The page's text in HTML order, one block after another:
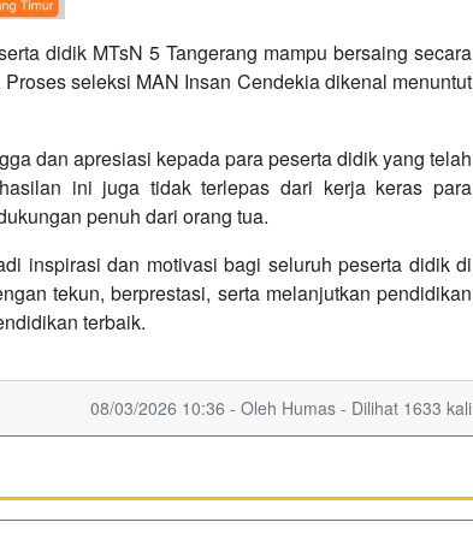
didik MTsN 5 Tangerang mampu bersaing secara
seleksi MAN Insan Cendekia dikenal menuntut
dan apresiasi kepada para peserta didik yang telah
ini juga tidak terlepas dari kerja keras para
penuh dari orang tua.
inspirasi dan motivasi bagi seluruh peserta didik di
tekun, berprestasi, serta melanjutkan pendidikan
terbaik.
08/03/2026 10:36 - Oleh Humas - Dilihat 1633 kali